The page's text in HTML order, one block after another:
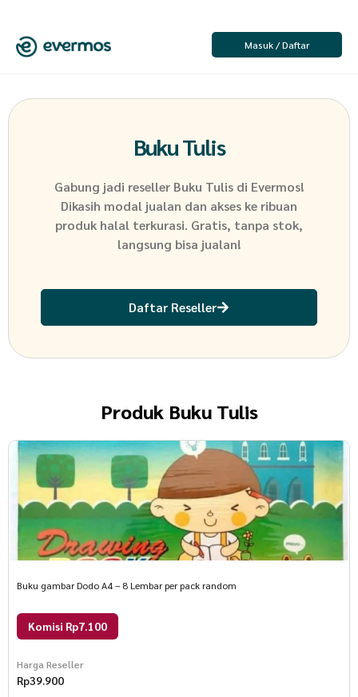
Masuk / Daftar
Buku Tulis
Gabung jadi reseller Buku Tulis di Evermos!
Dikasih modal jualan dan akses ke ribuan
produk halal terkurasi. Gratis, tanpa stok,
langsung bisa jualan!
Daftar Reseller
Produk Buku Tulis
Buku gambar Dodo A4 – 8 Lembar per pack random
Komisi Rp7.100
Harga Reseller
Rp39.900